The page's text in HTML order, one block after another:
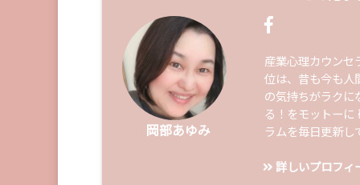
岡部あゆみ
産業心理カウン
位は、昔も今も人
の気持ちがラクに
る！をモットーに
ラムを毎日更新し
詳しいプロフィ